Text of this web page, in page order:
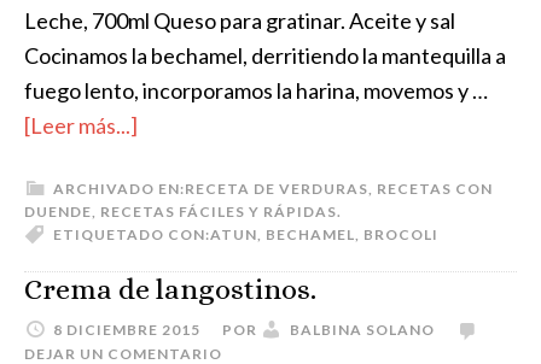
Leche, 700ml Queso para gratinar. Aceite y sal
Cocinamos la bechamel, derritiendo la mantequilla a
fuego lento, incorporamos la harina, movemos y …
[Leer más...]
ARCHIVADO EN:RECETA DE VERDURAS RECETAS CON
DUENDE RECETAS FÁCILES Y RÁPIDAS.
ETIQUETADO CON:ATUN BECHAMEL BROCOLI
Crema de langostinos.
8 DICIEMBRE 2015 POR
BALBINA SOLANO
DEJAR UN COMENTARIO